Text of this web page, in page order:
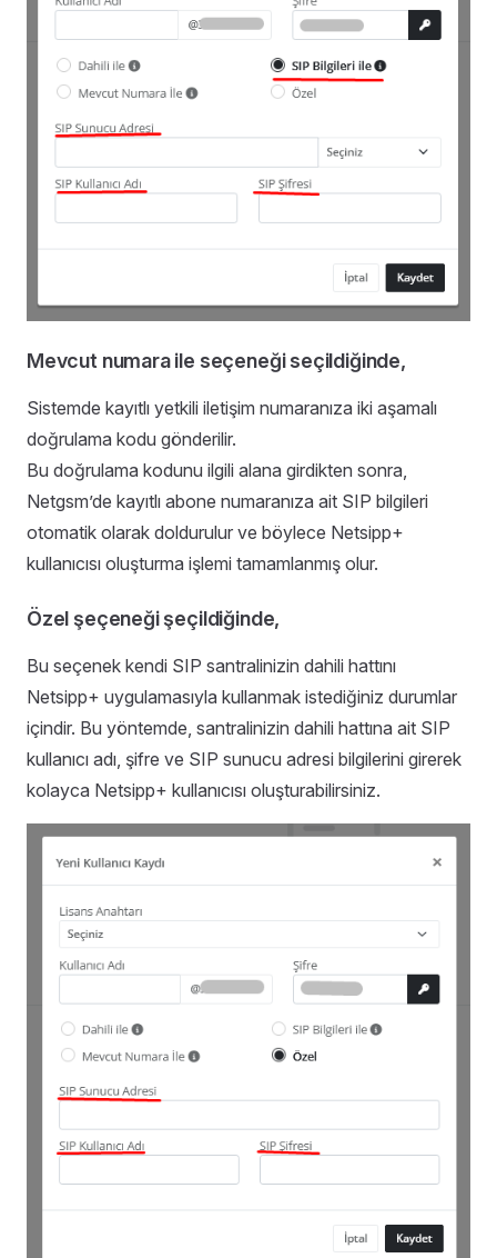
Mevcut numara ile seçeneği seçildiğinde,
Sistemde kayıtlı yetkili iletişim numaranıza iki aşamalı
doğrulama kodu gönderilir.
Bu doğrulama kodunu ilgili alana girdikten sonra,
Netgsm’de kayıtlı abone numaranıza ait SIP bilgileri
otomatik olarak doldurulur ve böylece Netsipp+
kullanıcısı oluşturma işlemi tamamlanmış olur.
Özel şeçeneği şeçildiğinde,
Bu seçenek kendi SIP santralinizin dahili hattını
Netsipp+ uygulamasıyla kullanmak istediğiniz durumlar
içindir. Bu yöntemde, santralinizin dahili hattına ait SIP
kullanıcı adı, şifre ve SIP sunucu adresi bilgilerini girerek
kolayca Netsipp+ kullanıcısı oluşturabilirsiniz.